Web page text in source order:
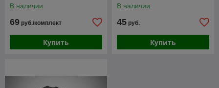
В наличии
69 руб./комплект
Купить
В наличии
45 руб.
Купить